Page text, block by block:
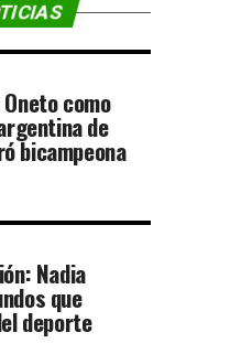
como
de
bicampeona
Nadia
que
deporte